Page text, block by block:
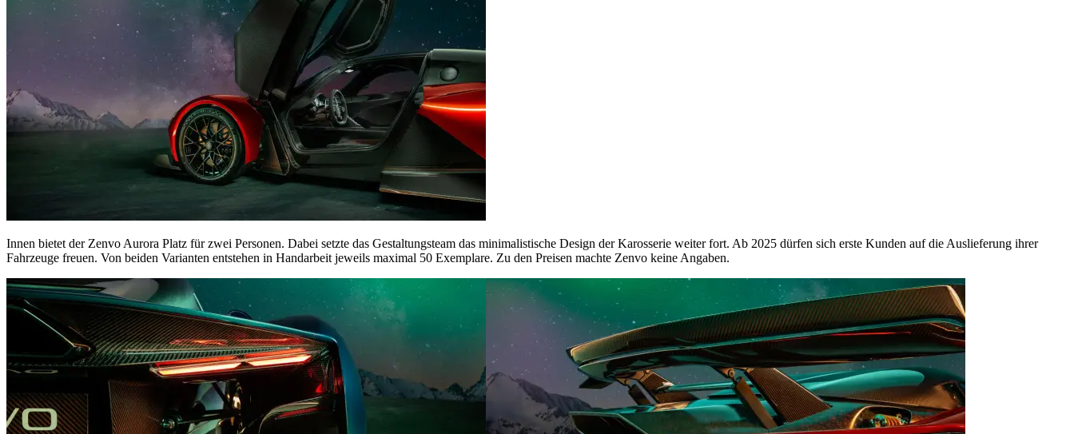
Innen bietet der Zenvo Aurora Platz für zwei Personen. Dabei setzte das Gestaltungsteam das minimalistische Design der Karosserie weiter fort. Ab 2025 dürfen sich erste Kunden auf die Auslieferung ihrer
Fahrzeuge freuen. Von beiden Varianten entstehen in Handarbeit jeweils maximal 50 Exemplare. Zu den Preisen machte Zenvo keine Angaben.